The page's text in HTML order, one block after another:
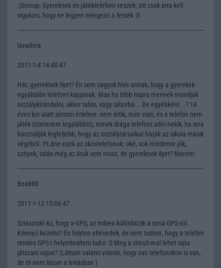
:)Sorosp: Gyereknek én játéktelefont veszek, ott csak arra kell
vigyázni, hogy ne legyen mérgező a festék :D
lavadora
2011-1-4 14:40:47
Hát, gyereknek ilyet? Én sem vagyok híve annak, hogy a gyerekek
egyáltalán telefont kapjanak. Max ha több napra mennek mondjuk
osztálykirándulni, akkor talán, vagy táborba... De egyébként...? 14
éves kor alatt semmi értelme: nem értik, mire való, és a telefon nem
játék (szerintem legalábbis), minek drága telefont adni nekik, ha arra
használják legfeljebb, hogy az osztálytársaikat hívják az iskola másik
végéből. PLáne ezek az okostelefonok: oké, sok mindenre jók,
szépek, talán még az áruk sem rossz, de gyereknek ilyet? Neeem.
Bea888
2011-1-12 15:06:47
Sziasztok! Az, hogy a-GPS, az miben különbözik a sima GPS-től.
Könnyű kezelni? Én folyton eltévedek, de nem tudom, hogy a telefon
rendes GPS-t helyettesíteni tud-e :S Meg a sims3-mal lehet rajta
játszani vajon? (Láttam valami videón, hogy van telefonokon is van,
de itt nem látom a leírásban )